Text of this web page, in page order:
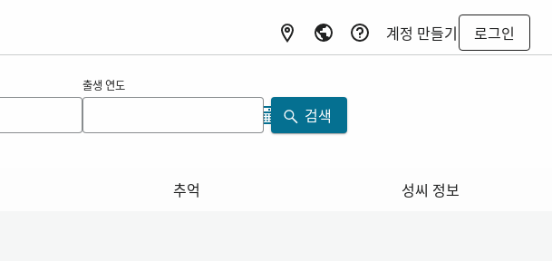
계정 만들기
로그인
출생 연도
검색
추억 성씨 정보